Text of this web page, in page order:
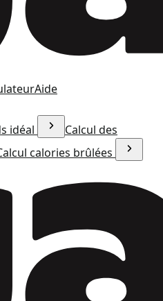
Aide
idéal
Calcul des
calories brûlées